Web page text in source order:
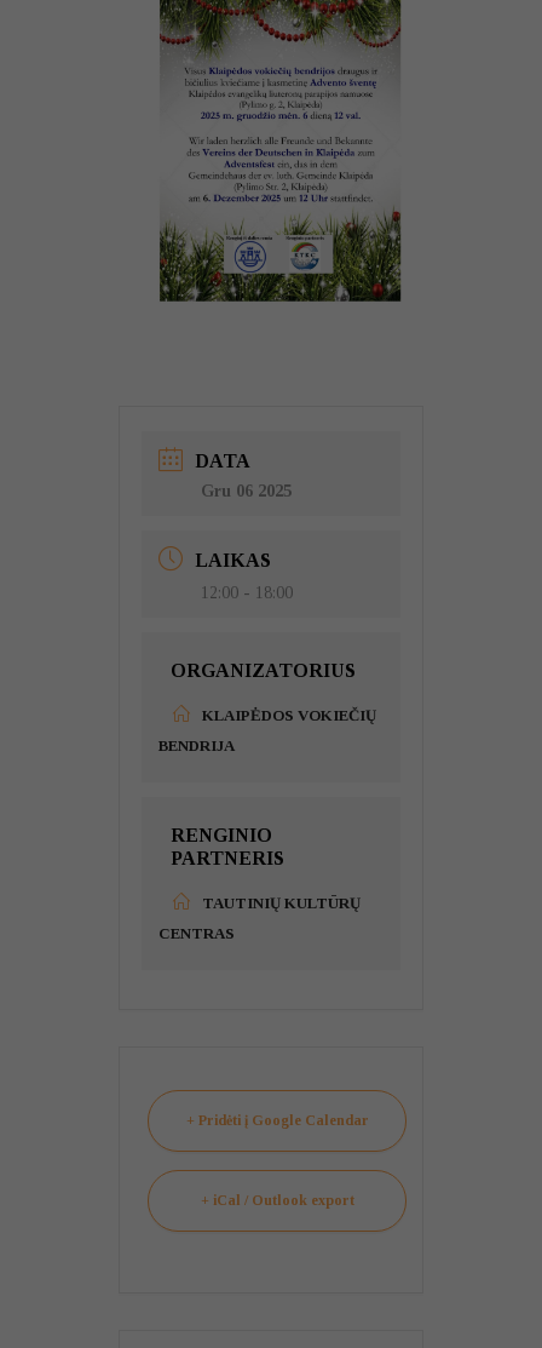
DATA
Gru 06 2025
LAIKAS
12:00 - 18:00
ORGANIZATORIUS
KLAIPĖDOS VOKIEČIŲ
BENDRIJA
RENGINIO
PARTNERIS
TAUTINIŲ KULTŪRŲ
CENTRAS
+ Pridėti į Google Calendar
+ iCal / Outlook export